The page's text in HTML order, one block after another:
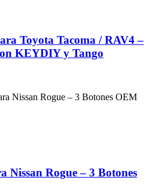
Toyota Tacoma / RAV4 –
KEYDIY y Tango
Nissan Rogue – 3 Botones